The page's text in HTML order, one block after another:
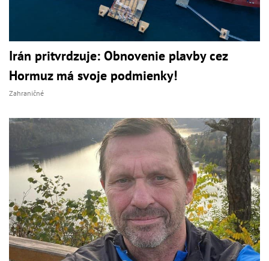
Irán pritvrdzuje: Obnovenie plavby cez
Hormuz má svoje podmienky!
Zahraničné